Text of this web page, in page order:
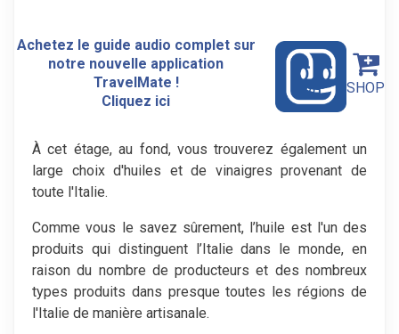
Achetez le guide audio complet sur
notre nouvelle application
TravelMate !
Cliquez ici
SHOP
À cet étage, au fond, vous trouverez également un
large choix d'huiles et de vinaigres provenant de
toute l'Italie.
Comme vous le savez sûrement, l’huile est l'un des
produits qui distinguent l’Italie dans le monde, en
raison du nombre de producteurs et des nombreux
types produits dans presque toutes les régions de
l'Italie de manière artisanale.